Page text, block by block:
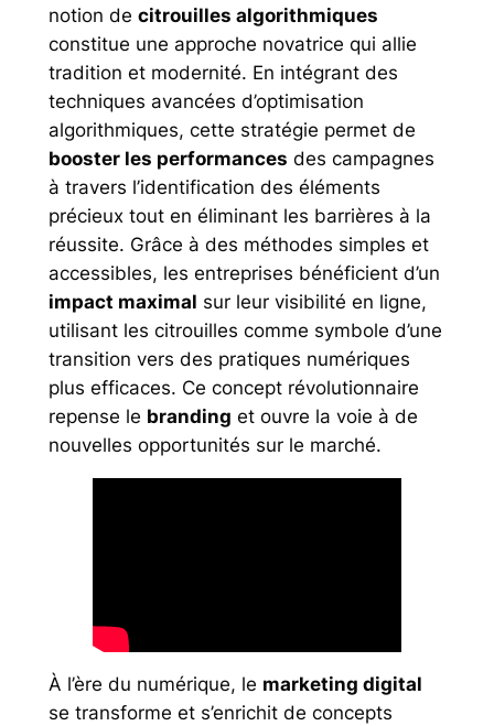
notion de citrouilles algorithmiques
constitue une approche novatrice qui allie
tradition et modernité. En intégrant des
techniques avancées d’optimisation
algorithmiques, cette stratégie permet de
booster les performances des campagnes
à travers l’identification des éléments
précieux tout en éliminant les barrières à la
réussite. Grâce à des méthodes simples et
accessibles, les entreprises bénéficient d’un
impact maximal sur leur visibilité en ligne,
utilisant les citrouilles comme symbole d’une
transition vers des pratiques numériques
plus efficaces. Ce concept révolutionnaire
repense le branding et ouvre la voie à de
nouvelles opportunités sur le marché.
À l’ère du numérique, le marketing digital
se transforme et s’enrichit de concepts